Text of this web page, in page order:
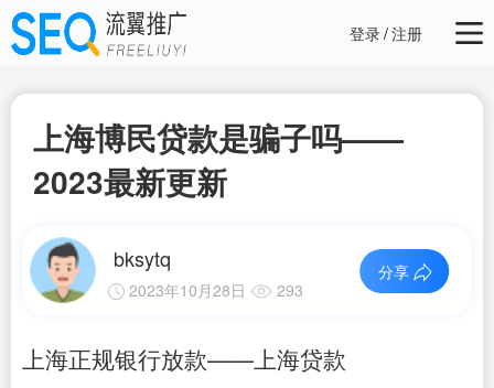
登录/注册
上海博民贷款是骗子吗——
2023最新更新
bksytq
2023年10月28日 293
分享
上海正规银行放款——上海贷款